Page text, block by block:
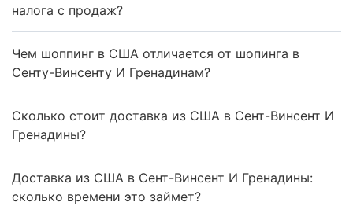
налога с продаж?
Чем шоппинг в США отличается от шопинга в
Сенту-Винсенту И Гренадинам?
Сколько стоит доставка из США в Сент-Винсент И
Гренадины?
Доставка из США в Сент-Винсент И Гренадины:
сколько времени это займет?